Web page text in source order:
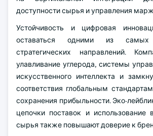
доступности сырья и управления
Устойчивость и цифровая
оставаться одними из самых
стратегических направлений.
улавливание углерода, системы
искусственного интеллекта и
соответствия глобальным
сохранения прибыльности. Эко-
цепочки поставок и использование
сырья также повышают доверие к